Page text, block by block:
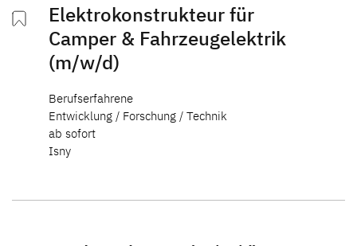
Elektrokonstrukteur für
Camper & Fahrzeugelektrik
(m/w/d)
Berufserfahrene
Entwicklung / Forschung / Technik
ab sofort
Isny